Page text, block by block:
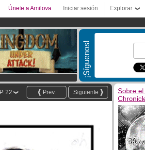
Explorar
Iniciar sesión
Únete a Amilova
¡Síguenos!
Siguiente
Prev.
P. 22
Sobre